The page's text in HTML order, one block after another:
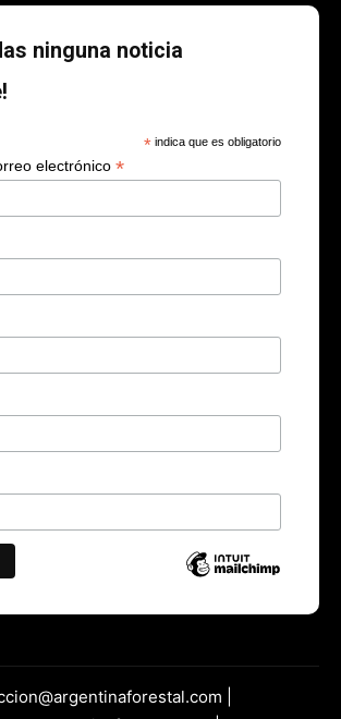
ninguna noticia
* indica que es obligatorio
electrónico *
|